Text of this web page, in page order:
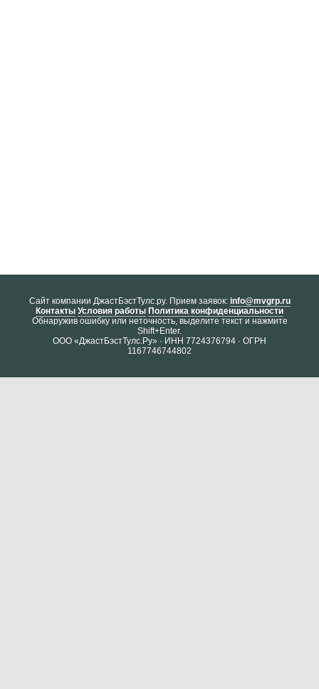
Cайт компании ДжастБэстТулс.ру. Прием заявок: info@mvgrp.ru
Контакты Условия работы Политика конфиденциальности
Обнаружив ошибку или неточность, выделите текст и нажмите
Shift+Enter.
ООО «ДжастБэстТулс.Ру» · ИНН 7724376794 · ОГРН
1167746744802